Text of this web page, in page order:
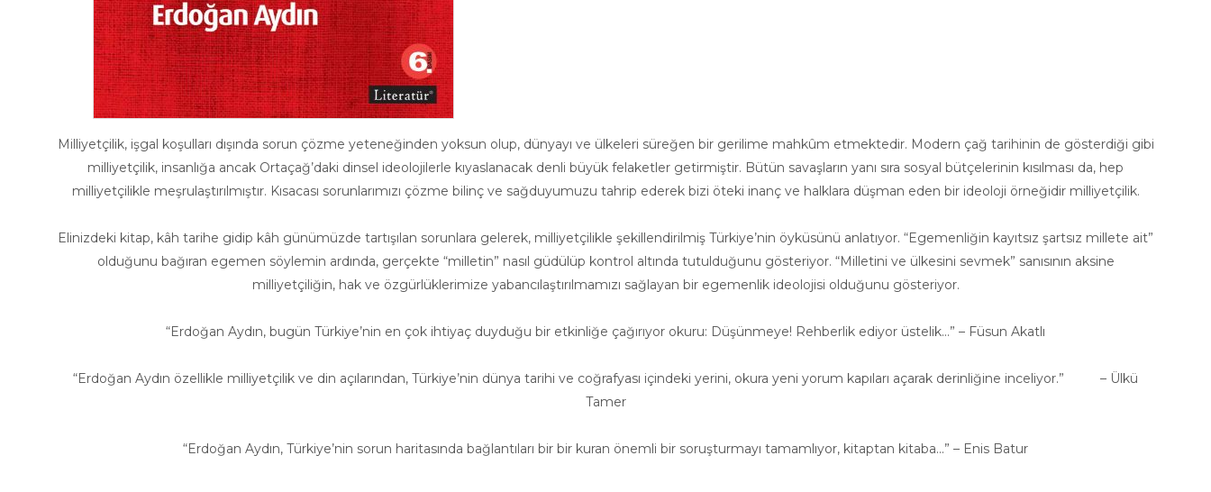
Milliyetçilik, işgal koşulları dışında sorun çözme yeteneğinden yoksun olup, dünyayı ve ülkeleri süreğen bir gerilime mahkûm etmektedir. Modern çağ tarihinin de gösterdiği gibi
milliyetçilik, insanlığa ancak Ortaçağ’daki dinsel ideolojilerle kıyaslanacak denli büyük felaketler getirmiştir. Bütün savaşların yanı sıra sosyal bütçelerinin kısılması da, hep
milliyetçilikle meşrulaştırılmıştır. Kısacası sorunlarımızı çözme bilinç ve sağduyumuzu tahrip ederek bizi öteki inanç ve halklara düşman eden bir ideoloji örneğidir milliyetçilik.
Elinizdeki kitap, kâh tarihe gidip kâh günümüzde tartışılan sorunlara gelerek, milliyetçilikle şekillendirilmiş Türkiye’nin öyküsünü anlatıyor. “Egemenliğin kayıtsız şartsız millete ait”
olduğunu bağıran egemen söylemin ardında, gerçekte “milletin” nasıl güdülüp kontrol altında tutulduğunu gösteriyor. “Milletini ve ülkesini sevmek” sanısının aksine
milliyetçiliğin, hak ve özgürlüklerimize yabancılaştırılmamızı sağlayan bir egemenlik ideolojisi olduğunu gösteriyor.
“Erdoğan Aydın, bugün Türkiye’nin en çok ihtiyaç duyduğu bir etkinliğe çağırıyor okuru: Düşünmeye! Rehberlik ediyor üstelik...” – Füsun Akatlı
“Erdoğan Aydın özellikle milliyetçilik ve din açılarından, Türkiye’nin dünya tarihi ve coğrafyası içindeki yerini, okura yeni yorum kapıları açarak derinliğine inceliyor.” – Ülkü
Tamer
“Erdoğan Aydın, Türkiye’nin sorun haritasında bağlantıları bir bir kuran önemli bir soruşturmayı tamamlıyor, kitaptan kitaba...” – Enis Batur